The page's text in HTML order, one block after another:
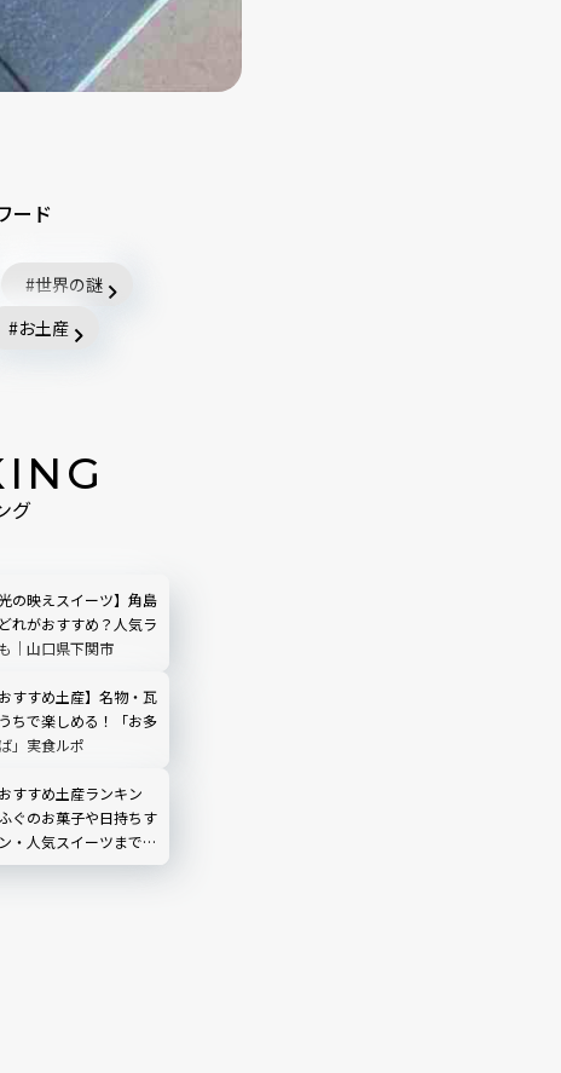
ード
世界の謎
お土産
グ
光の映えスイーツ】角島
れがおすすめ？人気ラ
｜山口県下関市
おすすめ土産】名物・瓦
ちで楽しめる！「お多
」実食ルポ
すすめ土産ランキン
ぐのお菓子や日持ちす
・人気スイーツまで！
で購入可能